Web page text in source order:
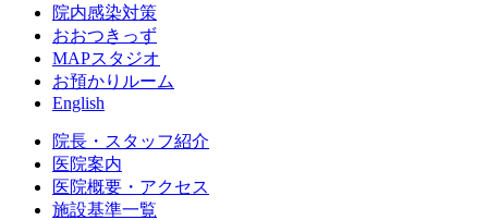
院内感染対策
おおつきっず
MAPスタジオ
お預かりルーム
English
院長・スタッフ紹介
医院案内
医院概要・アクセス
施設基準一覧